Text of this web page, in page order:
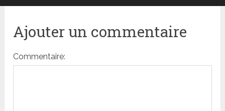
Ajouter un commentaire
Commentaire: